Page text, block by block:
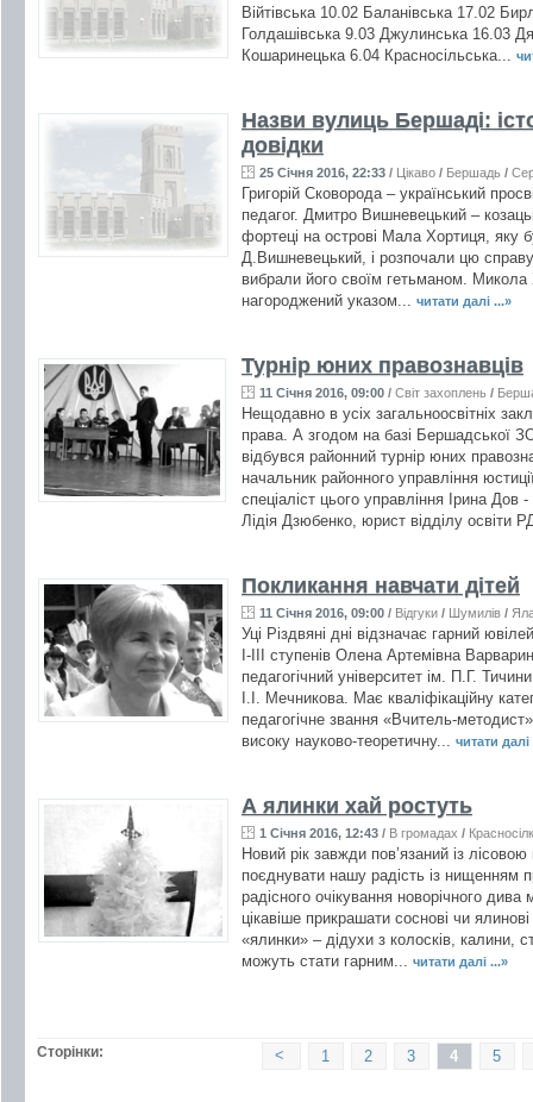
Війтівська 10.02 Баланівська 17.02
Голдашівська 9.03 Джулинська 16.03
Кошаринецька 6.04 Красносільська...
Назви вулиць Бершаді:
довідки
25 Січня 2016, 22:33 / Цікаво / Бершадь /
Григорій Сковорода – український
педагог. Дмитро Вишневецький –
фортеці на острові Мала Хортиця, яку
Д.Вишневецький, і розпочали цю
вибрали його своїм гетьманом.
нагороджений указом... читати далі ...»
Турнір юних правознавців
11 Січня 2016, 09:00 / Світ захоплень /
Нещодавно в усіх загальноосвітніх
права. А згодом на базі Бершадської
відбувся районний турнір юних
начальник районного управління
спеціаліст цього управління Ірина
Лідія Дзюбенко, юрист відділу освіти
Покликання навчати дітей
11 Січня 2016, 09:00 / Відгуки / Шумилів /
Уці Різдвяні дні відзначає гарний
І-ІІІ ступенів Олена Артемівна
педагогічний університет ім. П.Г.
І.І. Мечникова. Має кваліфікаційну
педагогічне звання «Вчитель-
високу науково-теоретичну... читати далі
А ялинки хай ростуть
1 Січня 2016, 12:43 / В громадах /
Новий рік завжди пов’язаний із
поєднувати нашу радість із нищенням
радісного очікування новорічного
цікавіше прикрашати соснові чи ялинові
«ялинки» – дідухи з колосків, калини,
можуть стати гарним... читати далі ...»
Сторінки: 5
4
3
2
1
<